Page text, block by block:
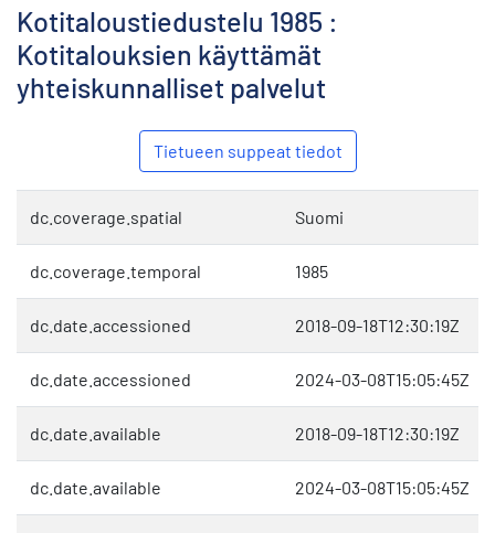
Kotitaloustiedustelu 1985 :
Kotitalouksien käyttämät
yhteiskunnalliset palvelut
Tietueen suppeat tiedot
dc.coverage.spatial Suomi
dc.coverage.temporal 1985
dc.date.accessioned 2018-09-18T12:30:19Z
dc.date.accessioned 2024-03-08T15:05:45Z
dc.date.available 2018-09-18T12:30:19Z
dc.date.available 2024-03-08T15:05:45Z